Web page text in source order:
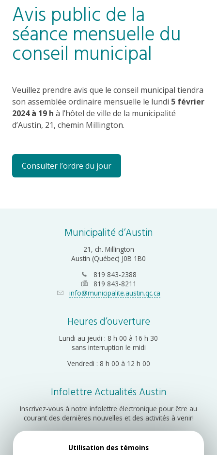
Avis public de la
séance mensuelle du
conseil municipal
Veuillez prendre avis que le conseil municipal tiendra
son assemblée ordinaire mensuelle le lundi 5 février
2024 à 19 h à l’hôtel de ville de la municipalité
d’Austin, 21, chemin Millington.
Consulter l’ordre du jour
Municipalité d’Austin
21, ch. Millington
Austin (Québec) J0B 1B0
819 843-2388
819 843-8211
info@municipalite.austin.qc.ca
Heures d’ouverture
Lundi au jeudi : 8 h 00 à 16 h 30
sans interruption le midi
Vendredi : 8 h 00 à 12 h 00
Infolettre Actualités Austin
Inscrivez-vous à notre infolettre électronique pour être au
courant des dernières nouvelles et des activités à venir!
Inscription
Utilisation des témoins